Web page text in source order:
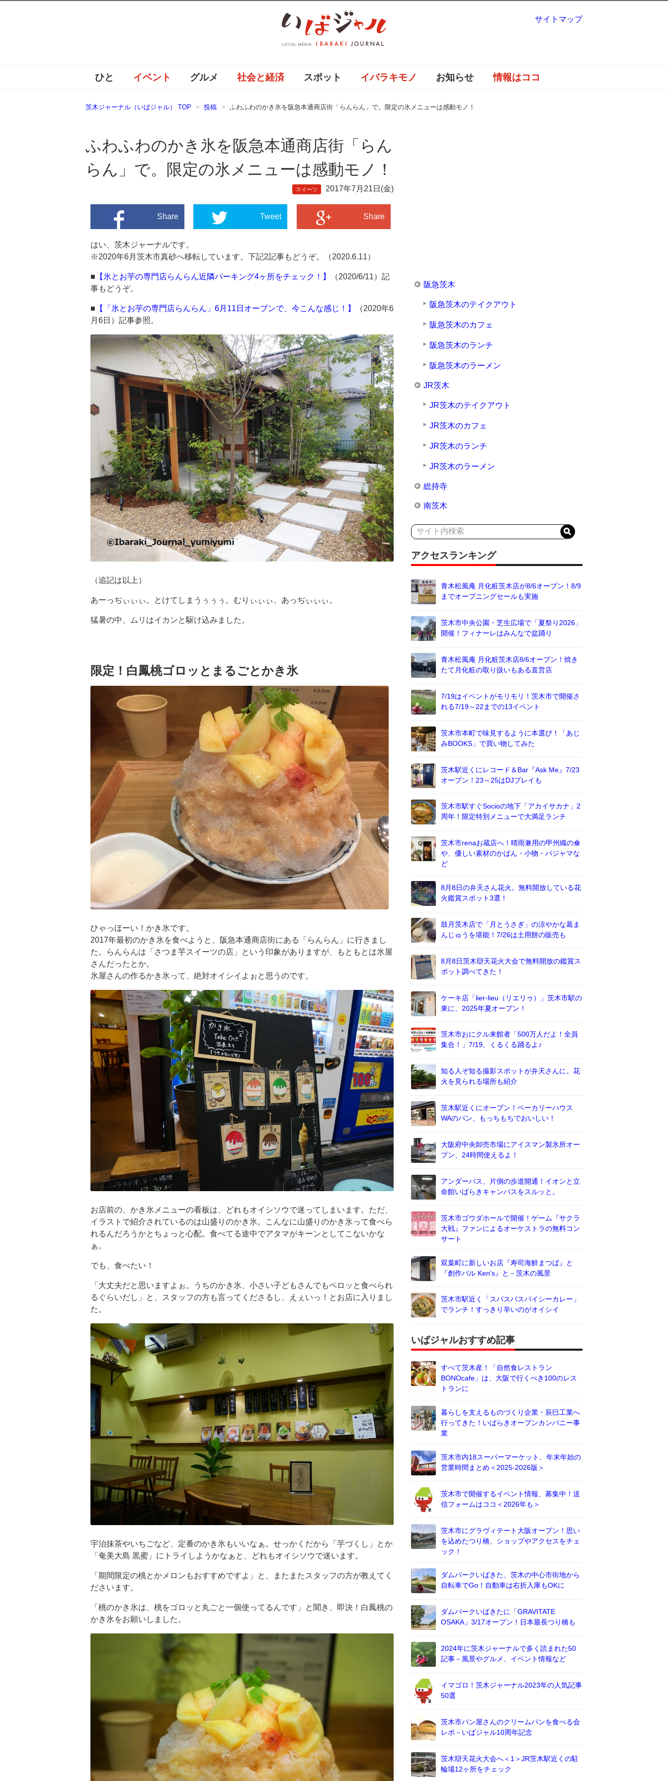
ひと イベント グルメ 社会と経済 スポット イバラキモノ お知らせ 情報はココ
茨木ジャーナル（いばジャル） TOP 投稿 ふわふわのかき氷を阪急本通商店街「らんらん」で。限定の氷メニューは感動モノ！
ふわふわのかき氷を阪急本通商店街「らん
らん」で。限定の氷メニューは感動モノ！
スイーツ 2017年7月21日(金)
Share Tweet Share
はい、茨木ジャーナルです。
※2020年6月茨木市真砂へ移転しています。下記2記事もどうぞ。（2020.6.11）
■ 【氷とお芋の専門店らんらん近隣パーキング4ヶ所をチェック！】
（2020/6/11）記
事もどうぞ。
■ 【「氷とお芋の専門店らんらん」6月11日オープンで、今こんな感じ！】
（2020年6
月6日）記事参照。
（追記は以上）
あーっぢぃぃぃ。とけてしまうぅぅぅ。むりぃぃぃ、あっぢぃぃぃ。
猛暑の中、ムリはイカンと駆け込みました。
限定！白鳳桃ゴロッとまるごとかき氷
ひゃっほーい！かき氷です。
2017年最初のかき氷を食べようと、阪急本通商店街にある「らんらん」に行きまし
た。らんらんは「さつま芋スイーツの店」という印象がありますが、もともとは氷屋
さんだったとか。
氷屋さんの作るかき氷って、絶対オイシイよぉと思うのです。
お店前の、かき氷メニューの看板は、どれもオイシソウで迷ってしまいます。ただ、
イラストで紹介されているのは山盛りのかき氷。こんなに山盛りのかき氷って食べら
れるんだろうかとちょっと心配。食べてる途中でアタマがキーンとしてこないかな
ぁ。
でも、食べたい！
「大丈夫だと思いますよぉ。うちのかき氷、小さい子どもさんでもペロッと食べられ
るぐらいだし」と、スタッフの方も言ってくださるし、えぇいっ！とお店に入りまし
た。
宇治抹茶やいちごなど、定番のかき氷もいいなぁ。せっかくだから「芋づくし」とか
「奄美大島 黒蜜」にトライしようかなぁと、どれもオイシソウで迷います。
「期間限定の桃とかメロンもおすすめですよ」と、またまたスタッフの方が教えてく
ださいます。
「桃のかき氷は、桃をゴロッと丸ごと一個使ってるんです」と聞き、即決！白鳳桃の
かき氷をお願いしました。
阪急茨木
阪急茨木のテイクアウト
阪急茨木のカフェ
阪急茨木のランチ
阪急茨木のラーメン
JR茨木
JR茨木のテイクアウト
JR茨木のカフェ
JR茨木のランチ
JR茨木のラーメン
総持寺
南茨木
アクセスランキング
青木松風庵 月化粧茨木店が8/6オープン！8/9
までオープニングセールも実施
茨木市中央公園・芝生広場で「夏祭り2026」
開催！フィナーレはみんなで盆踊り
青木松風庵 月化粧茨木店8/6オープン！焼き
たて月化粧の取り扱いもある直営店
7/19はイベントがモリモリ！茨木市で開催さ
れる7/19～22までの13イベント
茨木市本町で味見するように本選び！「あじ
みBOOKS」で買い物してみた
茨木駅近くにレコード＆Bar『Ask Me』7/23
オープン！23～25はDJプレイも
茨木市駅すぐSocioの地下「アカイサカナ」2
周年！限定特別メニューで大満足ランチ
茨木市renaお蔵店へ！晴雨兼用の甲州織の傘
や、優しい素材のかばん・小物・パジャマな
ど
8月8日の弁天さん花火。無料開放している花
火鑑賞スポット3選！
鼓月茨木店で「月とうさぎ」の涼やかな葛ま
んじゅうを堪能！7/26は土用餅の販売も
8月8日茨木辯天花火大会で無料開放の鑑賞ス
ポット調べてきた！
ケーキ店「lier-lieu（リエリゥ）」茨木市駅の
東に、2025年夏オープン！
茨木市おにクル来館者「500万人だよ！全員
集合！」7/19、くるくる踊るよ♪
知る人ぞ知る撮影スポットが弁天さんに。花
火を見られる場所も紹介
茨木駅近くにオープン！ベーカリーハウス
WAのパン、もっちもちでおいしい！
大阪府中央卸売市場にアイスマン製氷所オー
プン、24時間使えるよ！
アンダーパス、片側の歩道開通！イオンと立
命館いばらきキャンパスをスルッと。
茨木市ゴウダホールで開催！ゲーム『サクラ
大戦』ファンによるオーケストラの無料コン
サート
双葉町に新しいお店『寿司海鮮まつば』と
『創作バル Ken’s』と－茨木の風景
茨木市駅近く「スパスパスパイシーカレー」
でランチ！すっきり辛いのがオイシイ
いばジャルおすすめ記事
すべて茨木産！「自然食レストラン
BONOcafe」は、大阪で行くべき100のレス
トランに
暮らしを支えるものづくり企業・辰巳工業へ
行ってきた！いばらきオープンカンパニー事
業
茨木市内18スーパーマーケット、年末年始の
営業時間まとめ＜2025-2026版＞
茨木市で開催するイベント情報、募集中！送
信フォームはココ＜2026年も＞
茨木市にグラヴィテート大阪オープン！思い
を込めたつり橋、ショップやアクセスをチェ
ック！
ダムパークいばきた、茨木の中心市街地から
自転車でGo！自動車は右折入庫もOKに
ダムパークいばきたに「GRAVITATE
OSAKA」3/17オープン！日本最長つり橋も
2024年に茨木ジャーナルで多く読まれた50
記事－風景やグルメ、イベント情報など
イマゴロ！茨木ジャーナル2023年の人気記事
50選
茨木市パン屋さんのクリームパンを食べる会
レポ－いばジャル10周年記念
茨木辯天花火大会へ＜1＞JR茨木駅近くの駐
輪場12ヶ所をチェック
サイトマップ